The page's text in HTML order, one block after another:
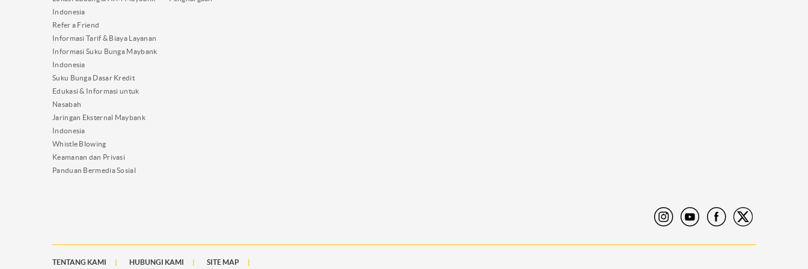
Indonesia
Refer a Friend
Informasi Tarif & Biaya Layanan
Informasi Suku Bunga Maybank
Indonesia
Suku Bunga Dasar Kredit
Edukasi & Informasi untuk
Nasabah
Jaringan Eksternal Maybank
Indonesia
Whistle Blowing
Keamanan dan Privasi
Panduan Bermedia Sosial
TENTANG KAMI HUBUNGI KAMI SITE MAP